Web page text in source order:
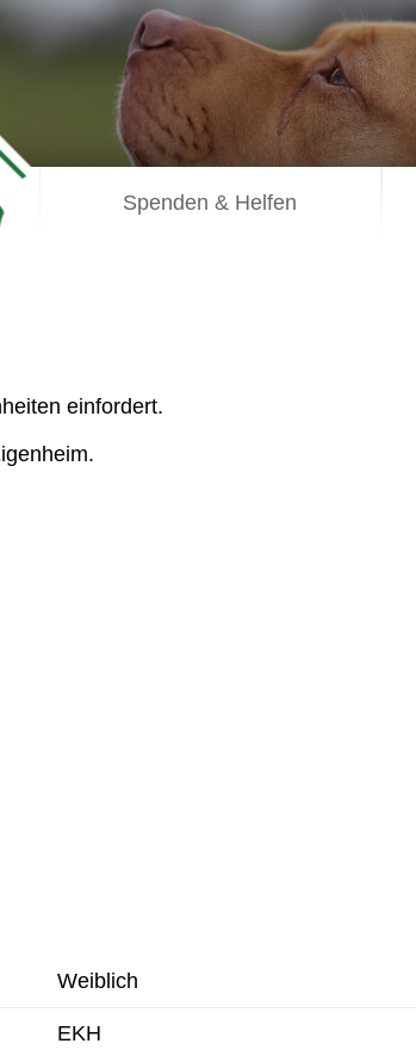
Spenden & Helfen
einfordert.
Weiblich
EKH